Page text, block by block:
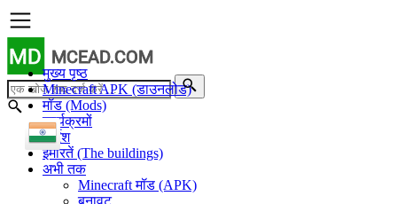
MD MCEAD.COM
मुख्य पृष्ठ
Minecraft APK (डाउनलोड)
मॉड (Mods)
कार्यक्रमों
निर्देश
इमारतें (The buildings)
अभी तक
Minecraft मॉड (APK)
बनावट